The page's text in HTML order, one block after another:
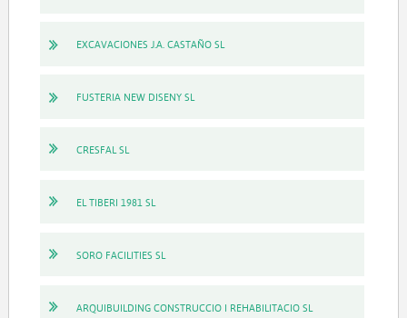
EXCAVACIONES J.A. CASTAÑO SL
FUSTERIA NEW DISENY SL
CRESFAL SL
EL TIBERI 1981 SL
SORO FACILITIES SL
ARQUIBUILDING CONSTRUCCIO I REHABILITACIO SL